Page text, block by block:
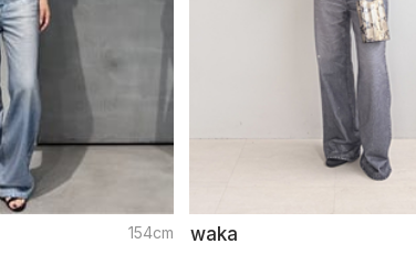
154cm waka